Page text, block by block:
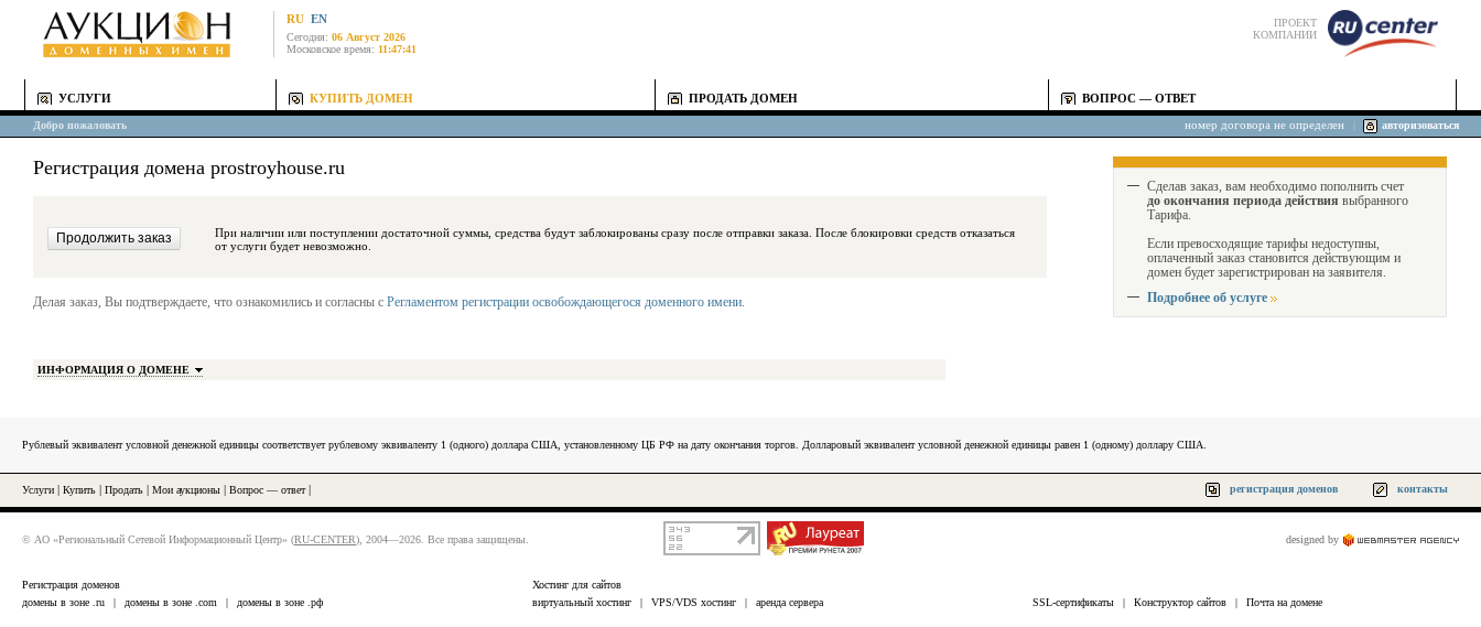
RU EN
Сегодня: 06 Август 2026
Московское время: 11:47:41
ПРОЕКТ
КОМПАНИИ
УСЛУГИ КУПИТЬ ДОМЕН ПРОДАТЬ ДОМЕН ВОПРОС — ОТВЕТ
Добро пожаловать номер договора не определен авторизоваться
Регистрация домена prostroyhouse.ru
При наличии или поступлении достаточной суммы, средства будут заблокированы сразу после отправки заказа. После блокировки средств отказаться
от услуги будет невозможно.
Делая заказ, Вы подтверждаете, что ознакомились и согласны с Регламентом регистрации освобождающегося доменного имени.
ИНФОРМАЦИЯ О ДОМЕНЕ
Сделав заказ, вам необходимо пополнить счет
до окончания периода действия выбранного
Тарифа.
Если превосходящие тарифы недоступны,
оплаченный заказ становится действующим и
домен будет зарегистрирован на заявителя.
Подробнее об услуге
Рублевый эквивалент условной денежной единицы соответствует рублевому эквиваленту 1 (одного) доллара США, установленному ЦБ РФ на дату окончания торгов. Долларовый эквивалент условной денежной единицы равен 1 (одному) доллару США.
Услуги Купить Продать Мои аукционы Вопрос — ответ| регистрация доменов контакты
© АО «Региональный Сетевой Информационный Центр» (RU-CENTER), 2004—2026. Все права защищены. designed by
Регистрация доменов
домены в зоне .ru
| домены в зоне .com | домены в зоне .рф
Хостинг для сайтов
виртуальный хостинг
| VPS/VDS хостинг | аренда сервера SSL-сертификаты | Конструктор сайтов | Почта на домене